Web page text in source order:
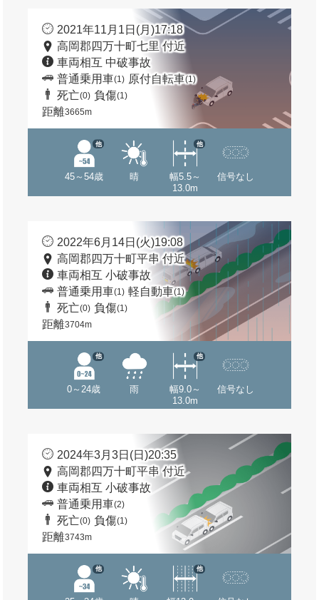
2021年11月1日(月)17:18
高岡郡四万十町七里 付近
車両相互 中破事故
普通乗用車(1) 原付自転車(1)
死亡(0) 負傷(1)
距離3665m
45～54歳
他
晴
幅5.5～
13.0m
他
信号なし
2022年6月14日(火)19:08
高岡郡四万十町平串 付近
車両相互 小破事故
普通乗用車(1) 軽自動車(1)
死亡(0) 負傷(1)
距離3704m
0～24歳
他
雨
幅9.0～
13.0m
他
信号なし
2024年3月3日(日)20:35
高岡郡四万十町平串 付近
車両相互 小破事故
普通乗用車(2)
死亡(0) 負傷(1)
距離3743m
他 他